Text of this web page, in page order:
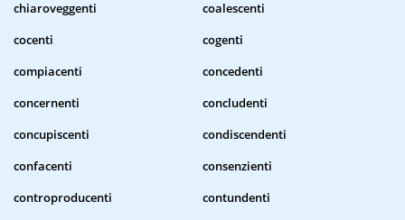
chiaroveggenti
coalescenti
cocenti
cogenti
compiacenti
concedenti
concernenti
concludenti
concupiscenti
condiscendenti
confacenti
consenzienti
controproducenti
contundenti